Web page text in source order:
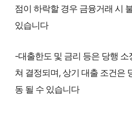
점이 하락할 경우 금융거래 시
있습니다
-대출한도 및 금리 등은 당행 소
쳐 결정되며, 상기 대출 조건은
동 될 수 있습니다